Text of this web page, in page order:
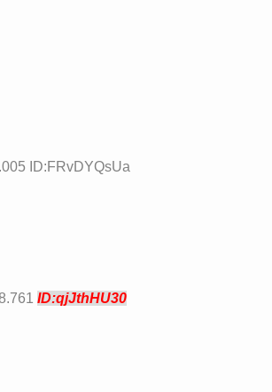
ID:FRvDYQsUa
ID:qjJthHU30